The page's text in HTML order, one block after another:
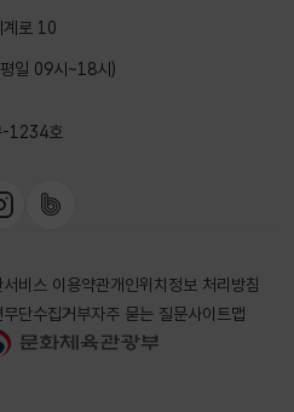
계로 10
일 09시~18시)
-1234호
비스 이용약관개인위치정보 처리방침
무단수집거부자주 묻는 질문사이트맵